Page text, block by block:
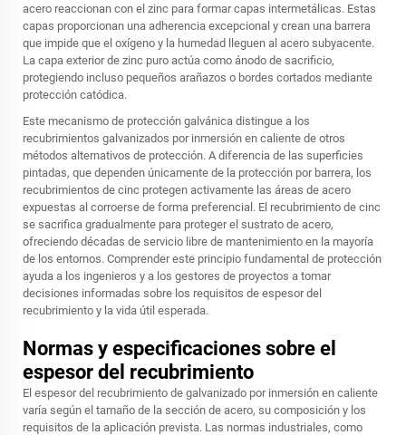
acero reaccionan con el zinc para formar capas intermetálicas. Estas
capas proporcionan una adherencia excepcional y crean una barrera
que impide que el oxígeno y la humedad lleguen al acero subyacente.
La capa exterior de zinc puro actúa como ánodo de sacrificio,
protegiendo incluso pequeños arañazos o bordes cortados mediante
protección catódica.
Este mecanismo de protección galvánica distingue a los
recubrimientos galvanizados por inmersión en caliente de otros
métodos alternativos de protección. A diferencia de las superficies
pintadas, que dependen únicamente de la protección por barrera, los
recubrimientos de cinc protegen activamente las áreas de acero
expuestas al corroerse de forma preferencial. El recubrimiento de cinc
se sacrifica gradualmente para proteger el sustrato de acero,
ofreciendo décadas de servicio libre de mantenimiento en la mayoría
de los entornos. Comprender este principio fundamental de protección
ayuda a los ingenieros y a los gestores de proyectos a tomar
decisiones informadas sobre los requisitos de espesor del
recubrimiento y la vida útil esperada.
Normas y especificaciones sobre el
espesor del recubrimiento
El espesor del recubrimiento de galvanizado por inmersión en caliente
varía según el tamaño de la sección de acero, su composición y los
requisitos de la aplicación prevista. Las normas industriales, como